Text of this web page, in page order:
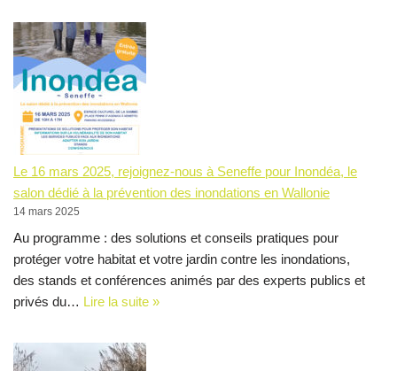
Le 16 mars 2025, rejoignez-nous à Seneffe pour Inondéa, le
salon dédié à la prévention des inondations en Wallonie
14 mars 2025
Au programme : des solutions et conseils pratiques pour
protéger votre habitat et votre jardin contre les inondations,
des stands et conférences animés par des experts publics et
privés du… Lire la suite »